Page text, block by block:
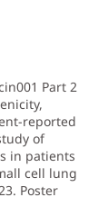
Part 2
reported
of
in patients
cell lung
Poster